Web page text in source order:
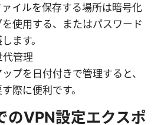
イルを保存する場所は暗号化
使用する、またはパスワード
ます。
代管理
プを日付付きで管理すると、
際に便利です。
VPN設定エクスポ